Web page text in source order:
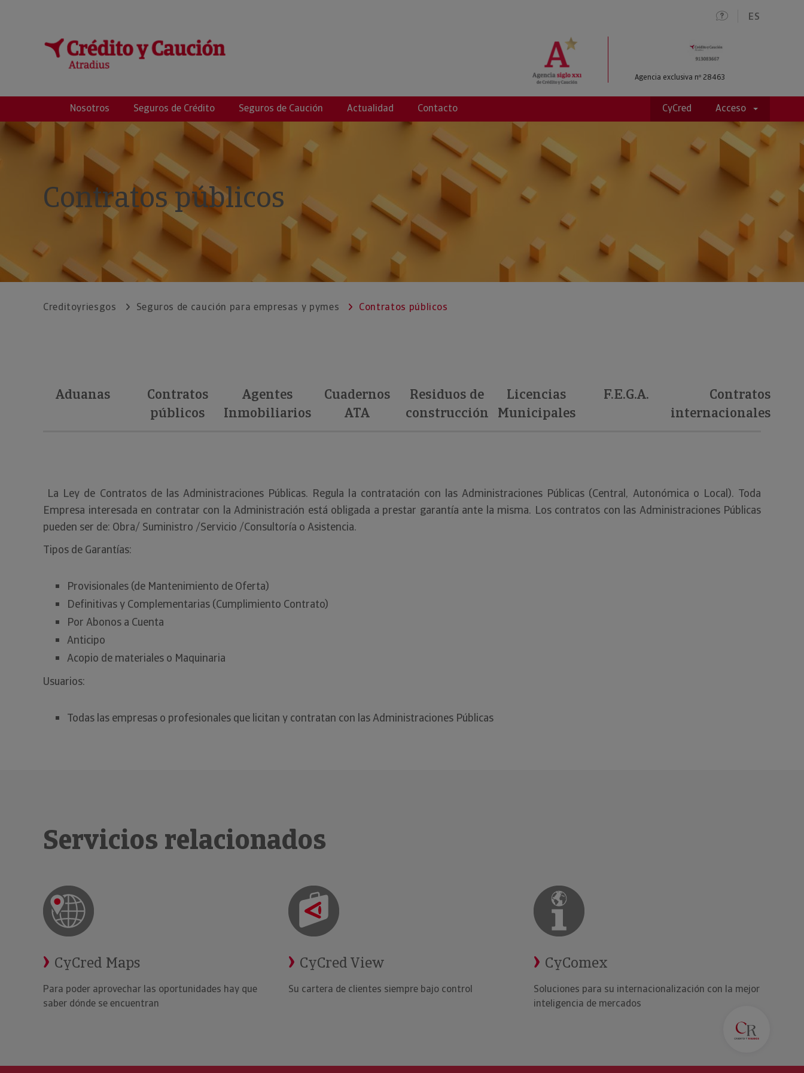
ES
Crédito y Riesgos Agencia exclusiva nº 28463
Nosotros Seguros de Crédito Seguros de Caución Actualidad Contacto CyCred Acceso
Contratos públicos
Creditoyriesgos Seguros de caución para empresas y pymes Contratos públicos
Aduanas
Contratos
públicos
Agentes
Inmobiliarios
Cuadernos
ATA
Residuos de
construcción
Licencias
Municipales
F.E.G.A.
Contratos
internacionales
La Ley de Contratos de las Administraciones Públicas. Regula la contratación con las Administraciones Públicas (Central, Autonómica o Local). Toda
Empresa interesada en contratar con la Administración está obligada a prestar garantía ante la misma. Los contratos con las Administraciones Públicas
pueden ser de: Obra/ Suministro /Servicio /Consultoría o Asistencia.
Tipos de Garantías:
Provisionales (de Mantenimiento de Oferta)
Definitivas y Complementarias (Cumplimiento Contrato)
Por Abonos a Cuenta
Anticipo
Acopio de materiales o Maquinaria
Usuarios:
Todas las empresas o profesionales que licitan y contratan con las Administraciones Públicas
Servicios relacionados
CyCred Maps
Para poder aprovechar las oportunidades hay que
saber dónde se encuentran
CyCred View
Su cartera de clientes siempre bajo control
CyComex
Soluciones para su internacionalización con la mejor
inteligencia de mercados